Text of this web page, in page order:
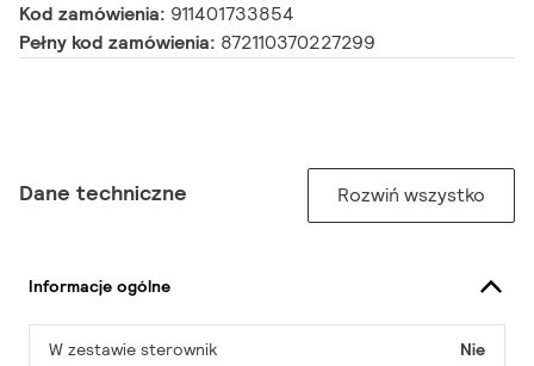
Kod zamówienia: 911401733854
Pełny kod zamówienia: 872110370227299
Dane techniczne Rozwiń wszystko
Informacje ogólne
W zestawie sterownik Nie